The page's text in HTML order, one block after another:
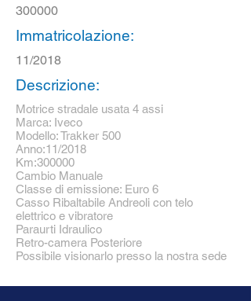
300000
Immatricolazione:
11/2018
Descrizione:
Motrice stradale usata 4 assi
Marca: Iveco
Modello: Trakker 500
Anno:11/2018
Km:300000
Cambio Manuale
Classe di emissione: Euro 6
Casso Ribaltabile Andreoli con telo
elettrico e vibratore
Paraurti Idraulico
Retro-camera Posteriore
Possibile visionarlo presso la nostra sede